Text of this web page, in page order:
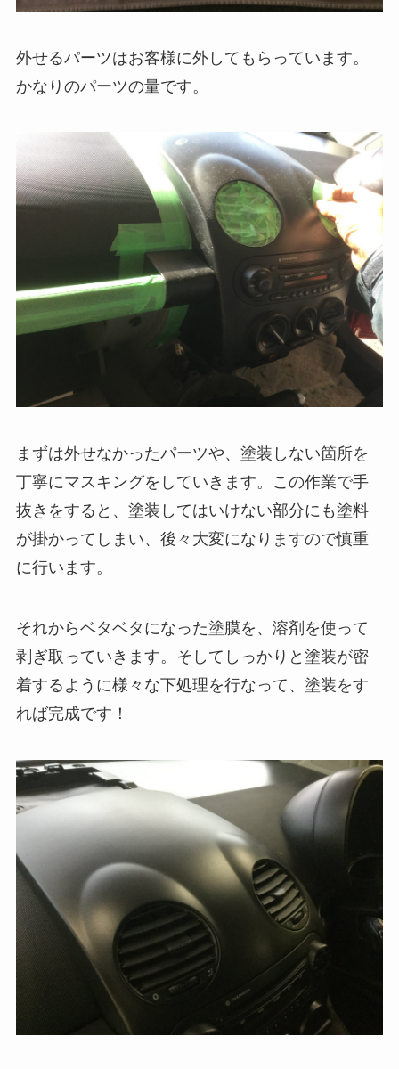
外せるパーツはお客様に外してもらっています。
かなりのパーツの量です。
まずは外せなかったパーツや、塗装しない箇所を
丁寧にマスキングをしていきます。この作業で手
抜きをすると、塗装してはいけない部分にも塗料
が掛かってしまい、後々大変になりますので慎重
に行います。
それからベタベタになった塗膜を、溶剤を使って
剥ぎ取っていきます。そしてしっかりと塗装が密
着するように様々な下処理を行なって、塗装をす
れば完成です！